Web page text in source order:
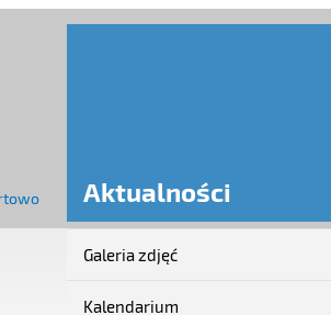
Aktualności
Galeria zdjęć
Kalendarium